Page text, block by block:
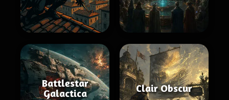
Battlestar
Galactica
Clair Obscur